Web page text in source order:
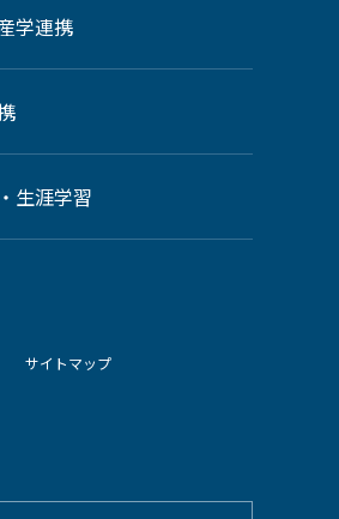
学連携
生涯学習
サイトマップ